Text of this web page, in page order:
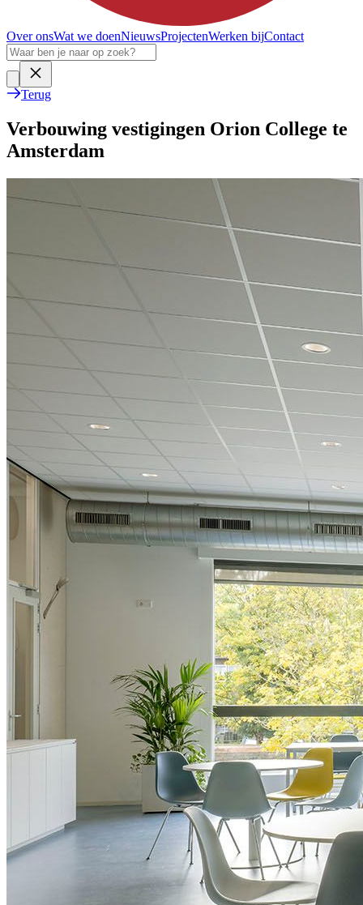
Over onsWat we doenNieuwsProjectenWerken bijContact
Terug
Verbouwing vestigingen Orion College te
Amsterdam